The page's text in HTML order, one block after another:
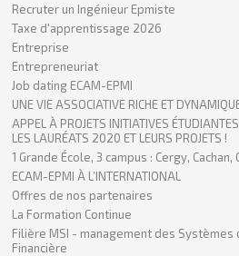
Recruter un Ingénieur Epmiste
Taxe d'apprentissage 2026
Entreprise
Entrepreneuriat
Job dating ECAM-EPMI
UNE VIE ASSOCIATIVE RICHE ET
APPEL À PROJETS INITIATIVES
LES LAURÉATS 2020 ET LEURS PROJETS !
1 Grande École, 3 campus : Cergy, Cachan,
ECAM-EPMI À L’INTERNATIONAL
Offres de nos partenaires
La Formation Continue
Filière MSI - management des
Financière